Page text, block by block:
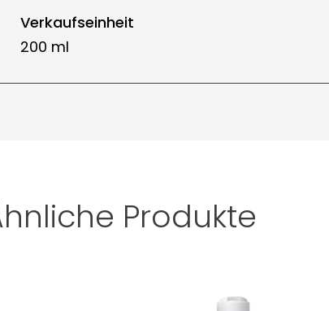
Verkaufseinheit
200 ml
Produkte